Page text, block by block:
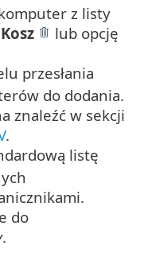
z listy
Kosz
lub opcję
przesłania
do dodania.
znaleźć w sekcji
.
listę
do
.